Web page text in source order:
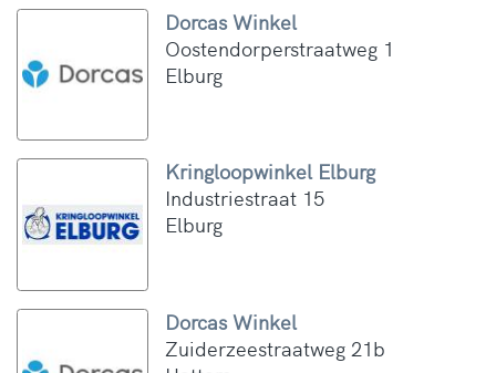
Dorcas Winkel
Oostendorperstraatweg 1
Elburg
Kringloopwinkel Elburg
Industriestraat 15
Elburg
Dorcas Winkel
Zuiderzeestraatweg 21b